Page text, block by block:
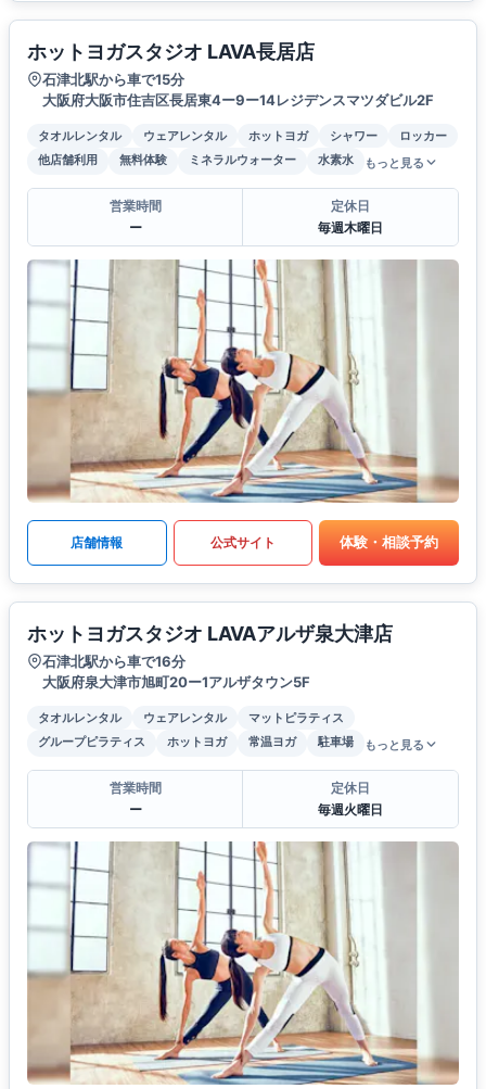
ホットヨガスタジオ LAVA長居店
石津北駅から車で15分
大阪府大阪市住吉区長居東4ー9ー14レジデンスマツダビル2F
タオルレンタル ウェアレンタル ホットヨガ シャワー
ロッカー
他店舗利用
無料体験 ミネラルウォーター 水素水 もっと見る
営業時間
ー
定休日
毎週木曜日
店舗情報 公式サイト 体験・相談予約
ホットヨガスタジオ LAVAアルザ泉大津店
石津北駅から車で16分
大阪府泉大津市旭町20ー1アルザタウン5F
タオルレンタル ウェアレンタル
マットピラティス
グループピラティス
ホットヨガ 常温ヨガ 駐車場 もっと見る
営業時間
ー
定休日
毎週火曜日